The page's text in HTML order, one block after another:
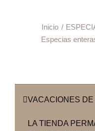
Inicio
Especias
VACACIONES
LA TIENDA